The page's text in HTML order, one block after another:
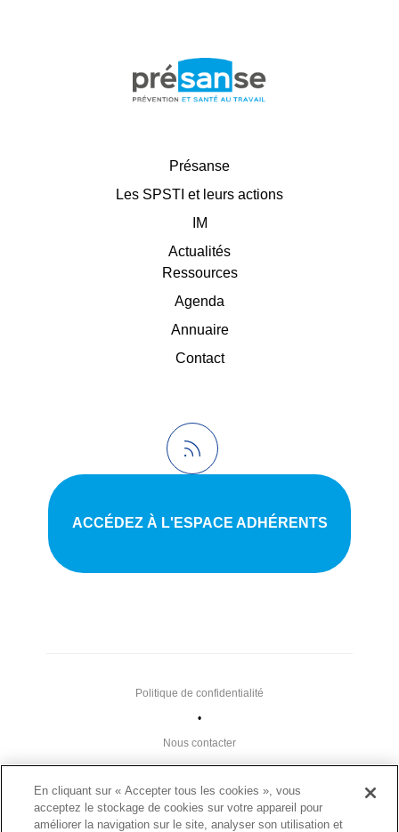
Présanse
Les SPSTI et leurs actions
IM
Actualités
Ressources
Agenda
Annuaire
Contact
ACCÉDEZ À L'ESPACE ADHÉRENTS
Liens utiles
•
Nous contacter
•
Politique de confidentialité
En cliquant sur « Accepter tous les cookies », vous
acceptez le stockage de cookies sur votre appareil pour
améliorer la navigation sur le site, analyser son utilisation et